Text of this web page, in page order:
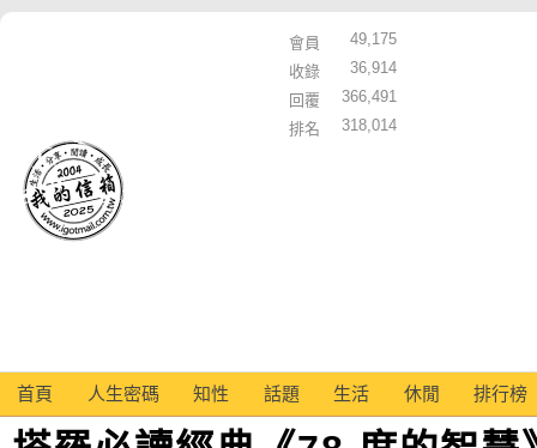
會員
49,175
收錄
36,914
回覆
366,491
排名
318,014
首頁 人生密碼 知性 話題 生活 休閒 排行榜